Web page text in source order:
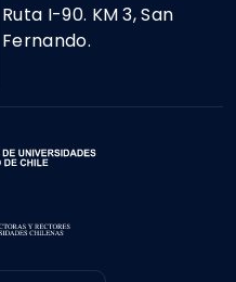
Ruta I-90. KM 3, San
Fernando.